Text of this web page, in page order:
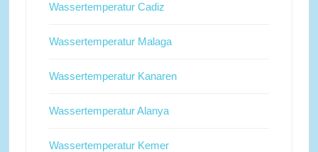
Wassertemperatur Cadiz
Wassertemperatur Malaga
Wassertemperatur Kanaren
Wassertemperatur Alanya
Wassertemperatur Kemer